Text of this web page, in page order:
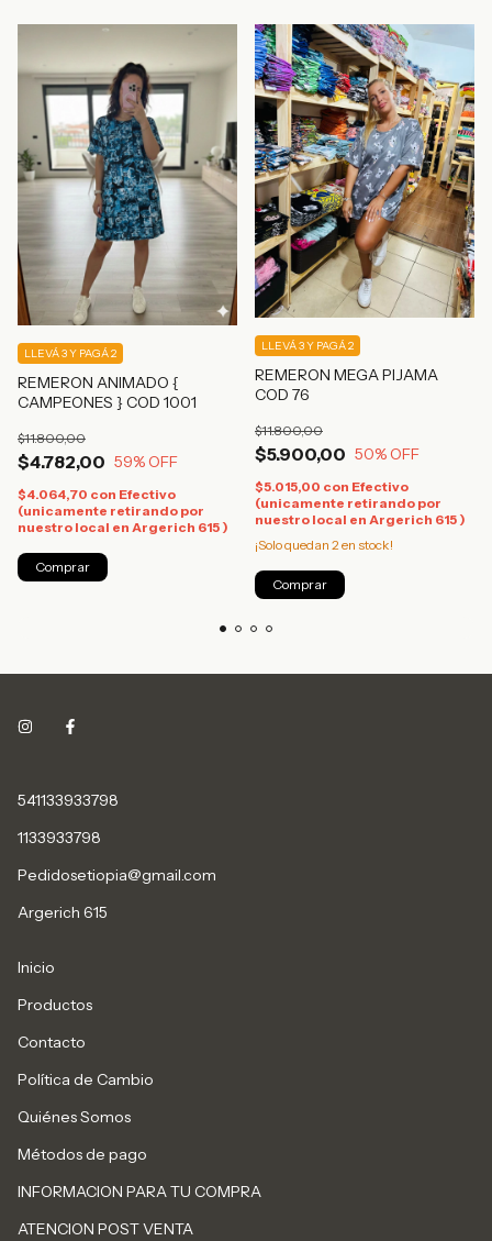
REMERON ANIMADO {
CAMPEONES } COD 1001
$4.782,00
$11.800,00
59% OFF
LLEVÁ 3 Y PAGÁ 2
$4.064,70 con Efectivo
(unicamente retirando por
nuestro local en Argerich 615 )
REMERON MEGA PIJAMA
COD 76
$5.900,00
$11.800,00
50% OFF
LLEVÁ 3 Y PAGÁ 2
$5.015,00 con Efectivo
(unicamente retirando por
nuestro local en Argerich 615 )
¡Solo quedan 2 en stock!
541133933798
1133933798
Pedidosetiopia@gmail.com
Argerich 615
Inicio
Productos
Contacto
Política de Cambio
Quiénes Somos
Métodos de pago
INFORMACION PARA TU COMPRA
ATENCION POST VENTA